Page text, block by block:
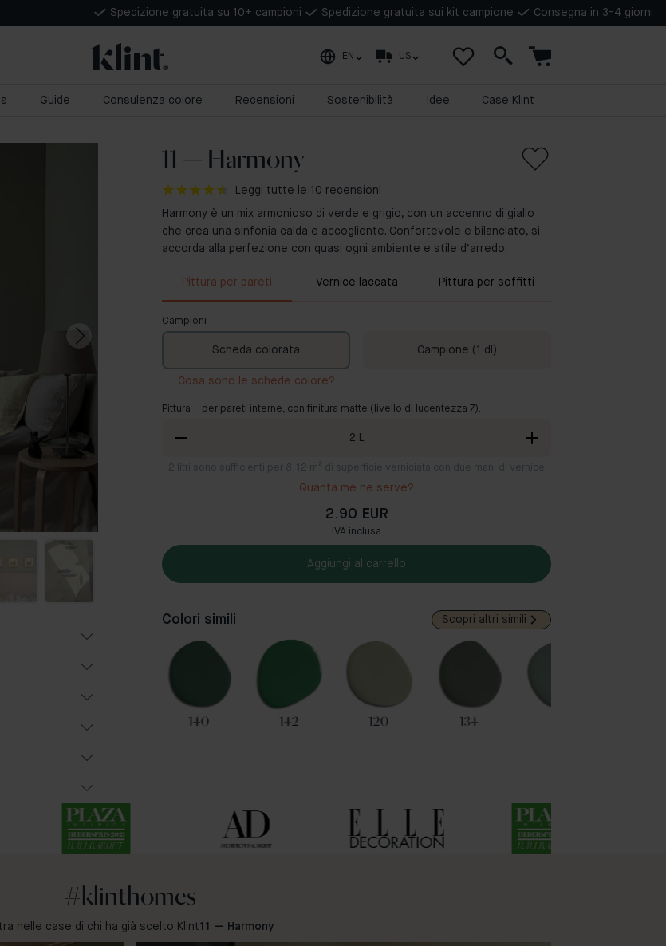
Spedizione gratuita su 10+ campioni Spedizione gratuita sui kit campione Consegna in 3-4 giorni
EN US
Guide Consulenza colore Recensioni Sostenibilità Idee Case Klint
11 — Harmony
Leggi tutte le 10 recensioni
Harmony è un mix armonioso di verde e grigio, con un accenno di giallo
che crea una sinfonia calda e accogliente. Confortevole e bilanciato, si
accorda alla perfezione con quasi ogni ambiente e stile d’arredo.
Pittura per pareti Vernice laccata Pittura per soffitti
Campioni
Scheda colorata Campione (1 dl)
Cosa sono le schede colore?
Pittura – per pareti interne, con finitura matte (livello di lucentezza 7).
2 L
2 litri sono sufficienti per 8-12 m² di superficie verniciata con due mani di vernice
Quanta me ne serve?
2.90 EUR
IVA inclusa
Aggiungi al carrello
Colori simili Scopri altri simili
140 142 120 134
#klinthomes
nelle case di chi ha già scelto Klint11 — Harmony